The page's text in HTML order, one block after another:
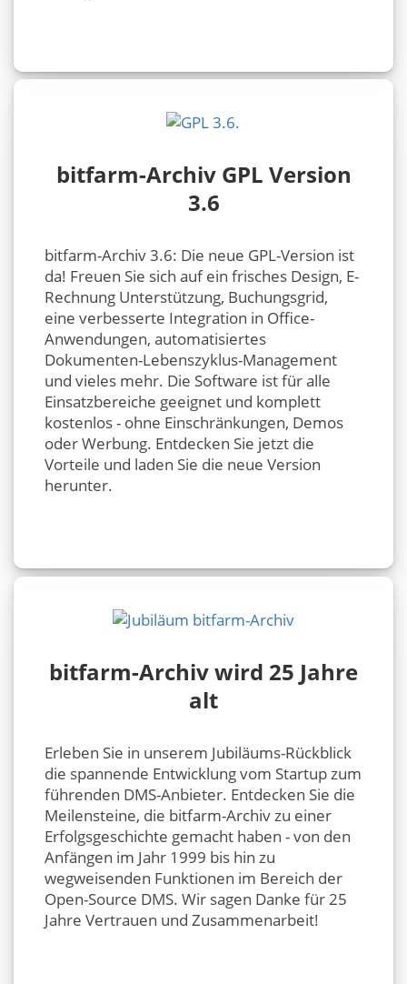
bitfarm-Archiv GPL Version
3.6
bitfarm-Archiv 3.6: Die neue GPL-Version ist
da! Freuen Sie sich auf ein frisches Design, E-
Rechnung Unterstützung, Buchungsgrid,
eine verbesserte Integration in Office-
Anwendungen, automatisiertes
Dokumenten-Lebenszyklus-Management
und vieles mehr. Die Software ist für alle
Einsatzbereiche geeignet und komplett
kostenlos - ohne Einschränkungen, Demos
oder Werbung. Entdecken Sie jetzt die
Vorteile und laden Sie die neue Version
herunter.
bitfarm-Archiv wird 25 Jahre
alt
Erleben Sie in unserem Jubiläums-Rückblick
die spannende Entwicklung vom Startup zum
führenden DMS-Anbieter. Entdecken Sie die
Meilensteine, die bitfarm-Archiv zu einer
Erfolgsgeschichte gemacht haben - von den
Anfängen im Jahr 1999 bis hin zu
wegweisenden Funktionen im Bereich der
Open-Source DMS. Wir sagen Danke für 25
Jahre Vertrauen und Zusammenarbeit!